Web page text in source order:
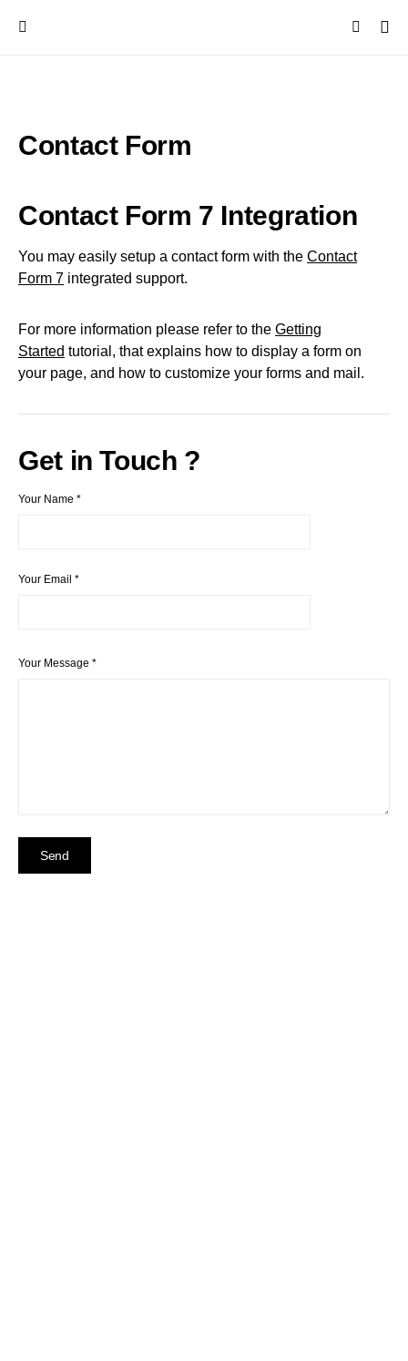
Contact Form
Contact Form 7 Integration
You may easily setup a contact form with the Contact
Form 7 integrated support.
For more information please refer to the Getting
Started tutorial, that explains how to display a form on
your page, and how to customize your forms and mail.
Get in Touch ?
Your Name *
Your Email *
Your Message *